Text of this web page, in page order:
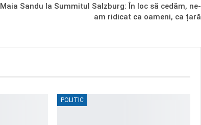
Maia Sandu la Summitul Salzburg: În loc să cedăm, ne-
am ridicat ca oameni, ca țară
POLITIC